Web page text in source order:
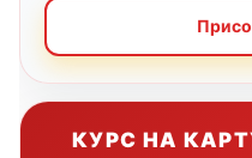
КУРС НА